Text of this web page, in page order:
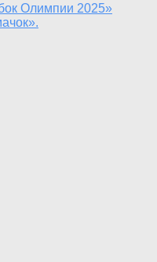
Олимпии 2025»